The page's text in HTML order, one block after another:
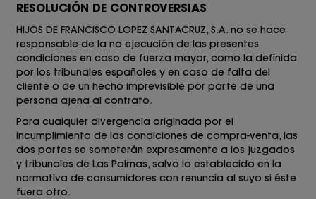
RESOLUCIÓN DE CONTROVERSIAS
HIJOS DE FRANCISCO LOPEZ SANTACRUZ, S.A. no se hace
responsable de la no ejecución de las presentes
condiciones en caso de fuerza mayor, como la definida
por los tribunales españoles y en caso de falta del
cliente o de un hecho imprevisible por parte de una
persona ajena al contrato.
Para cualquier divergencia originada por el
incumplimiento de las condiciones de compra-venta, las
dos partes se someterán expresamente a los juzgados
y tribunales de Las Palmas, salvo lo establecido en la
normativa de consumidores con renuncia al suyo si éste
fuera otro.